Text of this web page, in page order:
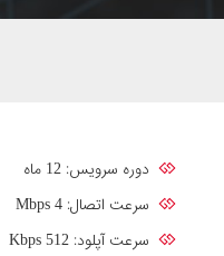
دوره سرویس: 12 ماه
سرعت اتصال: Mbps 4
سرعت آپلود: Kbps 512